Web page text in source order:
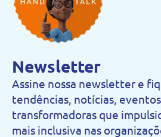
Newsletter
Assine nossa newsletter e
tendências, notícias,
transformadoras que
mais inclusiva nas